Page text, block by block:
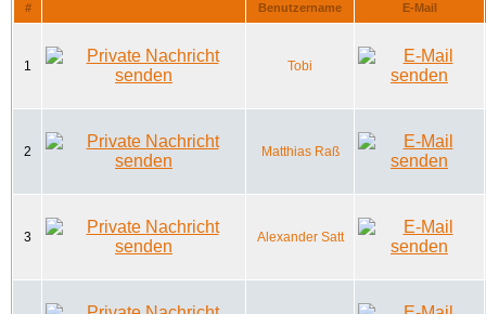
# Benutzername E-Mail
1 Tobi
2 Matthias Raß
3 Alexander Satt